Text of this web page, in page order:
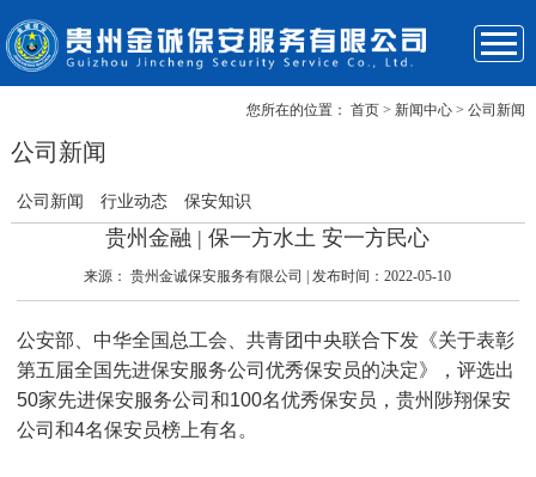
首页
关于我们
企业优势
服务项目
成功案例
新闻资讯
保安风采
联系我们
您所在的位置：首页 > 新闻中心 > 公司新闻
公司新闻
公司新闻 行业动态 保安知识
贵州金融 | 保一方水土 安一方民心
来源：贵州金诚保安服务有限公司 | 发布时间：2022-05-10
公安部、中华全国总工会、共青团中央联合下发《关于表彰
第五届全国先进保安服务公司优秀保安员的决定》，评选出
50家先进保安服务公司和100名优秀保安员，贵州陟翔保安
公司和4名保安员榜上有名。